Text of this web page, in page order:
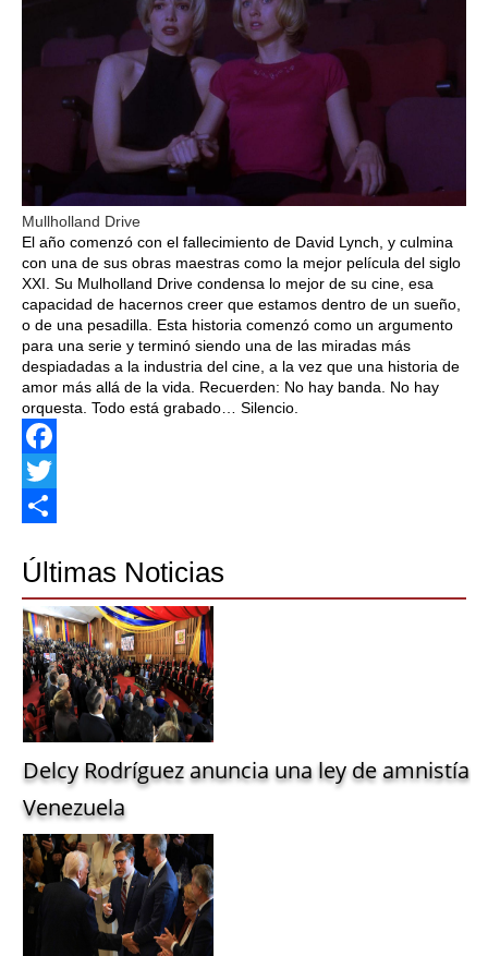
Mullholland Drive
El año comenzó con el fallecimiento de David Lynch, y culmina
con una de sus obras maestras como la mejor película del siglo
XXI. Su Mulholland Drive condensa lo mejor de su cine, esa
capacidad de hacernos creer que estamos dentro de un sueño,
o de una pesadilla. Esta historia comenzó como un argumento
para una serie y terminó siendo una de las miradas más
despiadadas a la industria del cine, a la vez que una historia de
amor más allá de la vida. Recuerden: No hay banda. No hay
orquesta. Todo está grabado… Silencio.
Facebook
Twitter
Últimas Noticias
Delcy Rodríguez anuncia una ley de amnistía
Venezuela